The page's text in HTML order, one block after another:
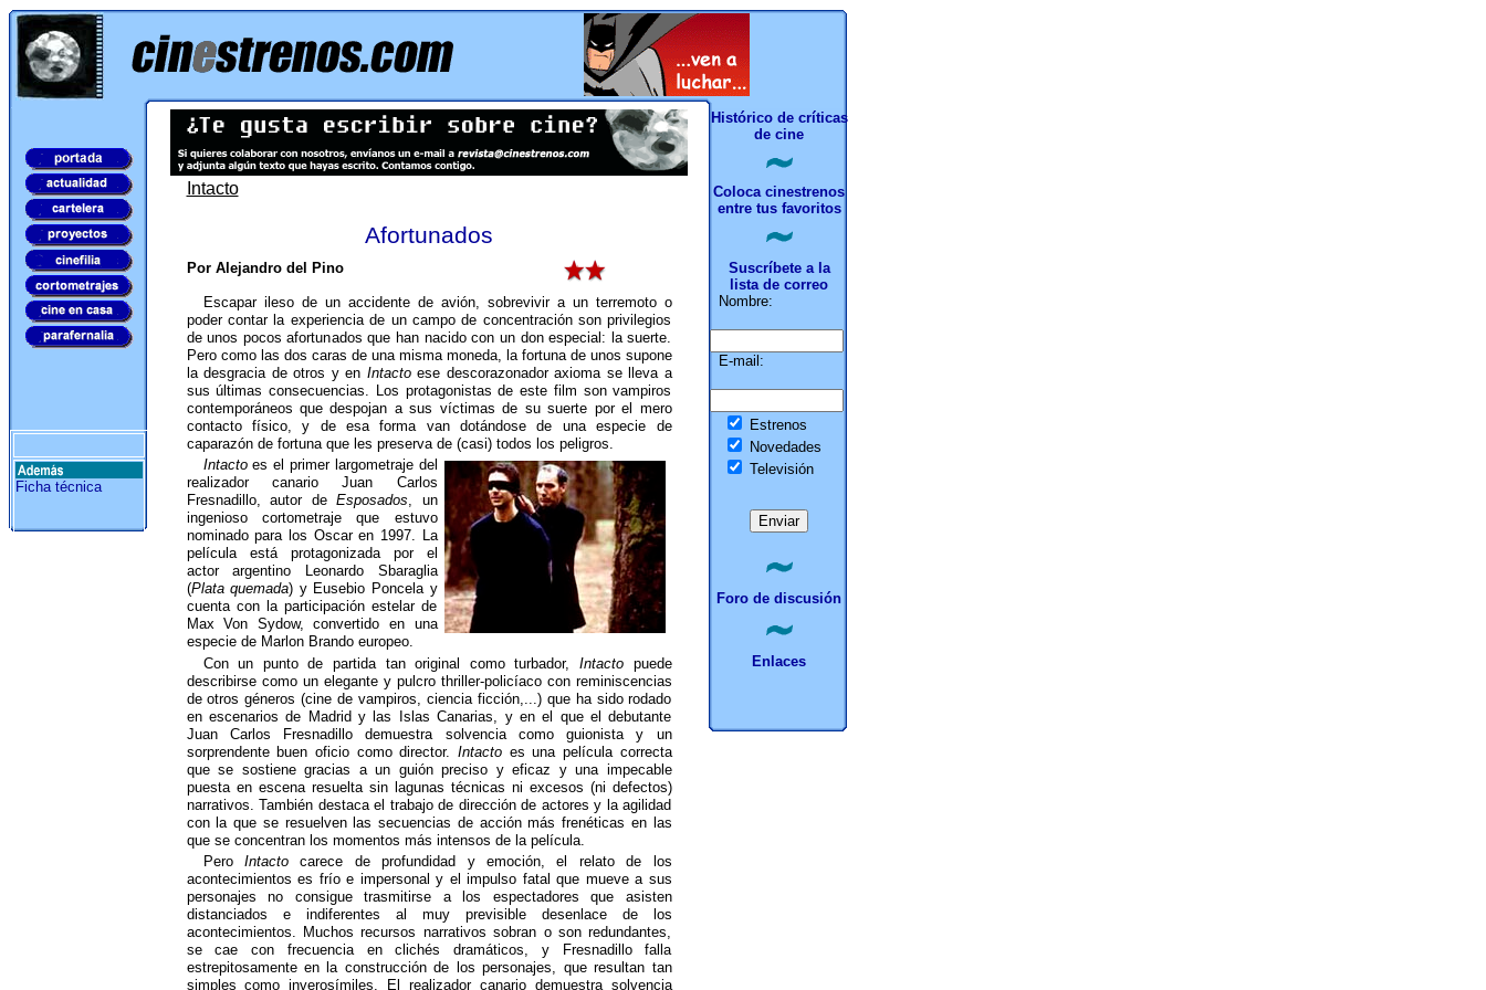
Ficha técnica
Intacto
Afortunados
Por Alejandro del Pino
Escapar ileso de un accidente de avión, sobrevivir a un terremoto o
poder contar la experiencia de un campo de concentración son privilegios
de unos pocos afortunados que han nacido con un don especial: la suerte.
Pero como las dos caras de una misma moneda, la fortuna de unos supone
la desgracia de otros y en Intactoese descorazonador axioma se lleva a
sus últimas consecuencias. Los protagonistas de este film son vampiros
contemporáneos que despojan a sus víctimas de su suerte por el mero
contacto físico, y de esa forma van dotándose de una especie de
caparazón de fortuna que les preserva de (casi) todos los peligros.
Intactoes el primer largometraje del
realizador canario Juan Carlos
Fresnadillo, autor de Esposados, un
ingenioso cortometraje que estuvo
nominado para los Oscar en 1997. La
película está protagonizada por el
actor argentino Leonardo Sbaraglia
(Plata quemada) y Eusebio Poncela y
cuenta con la participación estelar de
Max Von Sydow, convertido en una
especie de Marlon Brando europeo.
Con un punto de partida tan original como turbador, Intactopuede
describirse como un elegante y pulcro thriller-policíaco con reminiscencias
de otros géneros (cine de vampiros, ciencia ficción,...) que ha sido rodado
en escenarios de Madrid y las Islas Canarias, y en el que el debutante
Juan Carlos Fresnadillo demuestra solvencia como guionista y un
sorprendente buen oficio como director. Intactoes una película correcta
que se sostiene gracias a un guión preciso y eficaz y una impecable
puesta en escena resuelta sin lagunas técnicas ni excesos (ni defectos)
narrativos. También destaca el trabajo de dirección de actores y la agilidad
con la que se resuelven las secuencias de acción más frenéticas en las
que se concentran los momentos más intensos de la película.
Pero Intactocarece de profundidad y emoción, el relato de los
acontecimientos es frío e impersonal y el impulso fatal que mueve a sus
personajes no consigue trasmitirse a los espectadores que asisten
distanciados e indiferentes al muy previsible desenlace de los
acontecimientos. Muchos recursos narrativos sobran o son redundantes,
se cae con frecuencia en clichés dramáticos, y Fresnadillo falla
estrepitosamente en la construcción de los personajes, que resultan tan
simples como inverosímiles. El realizador canario demuestra solvencia
Histórico de críticas
de cine
Coloca cinestrenos
entre tus favoritos
Suscríbete a la
lista de correo
Nombre:
E-mail:
Estrenos
Novedades
Televisión
Foro de discusión
Enlaces